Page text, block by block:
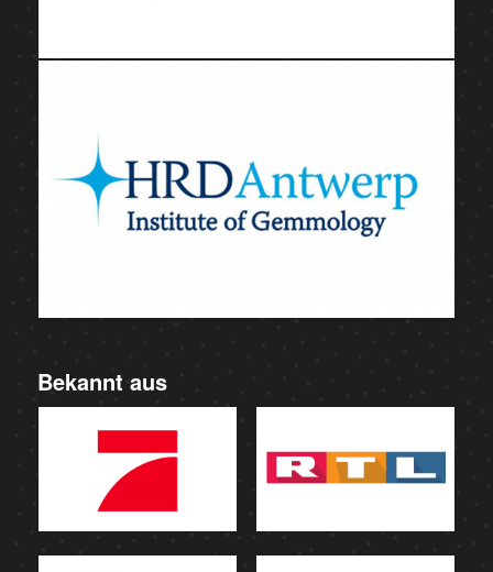
Bekannt aus